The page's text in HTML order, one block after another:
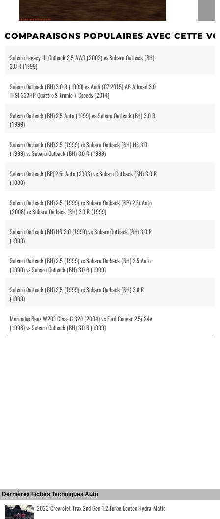
COMPARAISONS POPULAIRES AVEC CETTE
Subaru Legacy III Outback 2.5 AWD (2002) vs Subaru Outback (BH)
3.0 R (1999)
Subaru Outback (BH) 3.0 R (1999) vs Audi (C7 2015) A6 Allroad 3.0
TFSI 333HP Quattro S-tronic 7 Speeds (2014)
Subaru Outback (BH) 2.5 Auto (1999) vs Subaru Outback (BH) 3.0 R
(1999)
Subaru Outback (BH) 2.5 (1999) vs Subaru Outback (BH) H6 3.0
(1999) vs Subaru Outback (BH) 3.0 R (1999)
Subaru Outback (BP) 2.5i Auto (2003) vs Subaru Outback (BH) 3.0 R
(1999)
Subaru Outback (BH) 2.5 (1999) vs Subaru Outback (BP) 2.5i Auto
(2008) vs Subaru Outback (BH) 3.0 R (1999)
Subaru Outback (BH) H6 3.0 (1999) vs Subaru Outback (BH) 3.0 R
(1999)
Subaru Outback (BH) 2.5 (1999) vs Subaru Outback (BH) 2.5 Auto
(1999) vs Subaru Outback (BH) 3.0 R (1999)
Subaru Outback (BH) 2.5 (1999) vs Subaru Outback (BH) 3.0 R
(1999)
Mercedes Benz W203 Class C 320 (2004) vs Ford Cougar 2.5i 24v
(1998) vs Subaru Outback (BH) 3.0 R (1999)
Dernières Fiches Techniques Auto
2023 Chevrolet Trax 2nd Gen 1.2 Turbo Ecotec Hydra-Matic